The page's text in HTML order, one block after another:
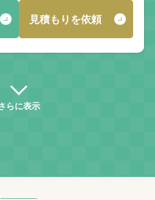
見積もりを依頼
らに表示